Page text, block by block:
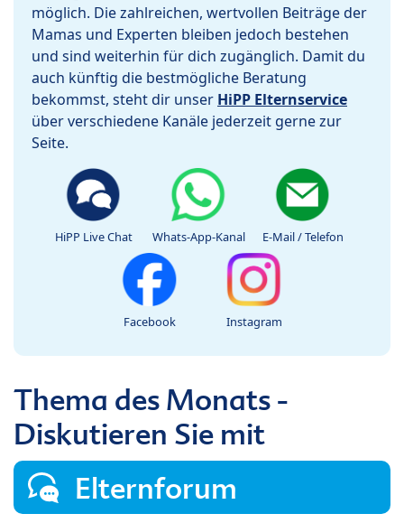
möglich. Die zahlreichen, wertvollen Beiträge der
Mamas und Experten bleiben jedoch bestehen
und sind weiterhin für dich zugänglich. Damit du
auch künftig die bestmögliche Beratung
bekommst, steht dir unser HiPP Elternservice
über verschiedene Kanäle jederzeit gerne zur
Seite.
HiPP Live Chat Whats-App-Kanal E-Mail / Telefon
Facebook Instagram
Thema des Monats -
Diskutieren Sie mit
Elternforum